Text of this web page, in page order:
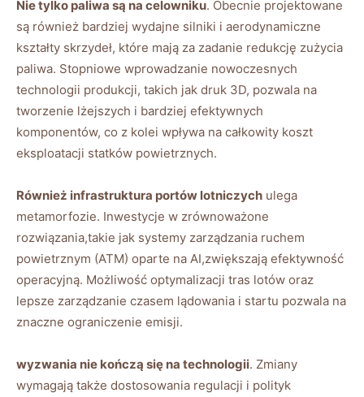
Nie tylko paliwa są na celowniku. Obecnie projektowane
są również bardziej wydajne silniki i aerodynamiczne
kształty skrzydeł, które mają za zadanie redukcję zużycia
paliwa. Stopniowe wprowadzanie nowoczesnych
technologii produkcji, takich jak druk 3D, pozwala na
tworzenie lżejszych i bardziej efektywnych
komponentów, co z kolei wpływa na całkowity koszt
eksploatacji statków powietrznych.
Również infrastruktura portów lotniczych ulega
metamorfozie. Inwestycje w zrównoważone
rozwiązania,takie jak systemy zarządzania ruchem
powietrznym (ATM) oparte na AI,zwiększają efektywność
operacyjną. Możliwość optymalizacji tras lotów oraz
lepsze zarządzanie czasem lądowania i startu pozwala na
znaczne ograniczenie emisji.
wyzwania nie kończą się na technologii. Zmiany
wymagają także dostosowania regulacji i polityk